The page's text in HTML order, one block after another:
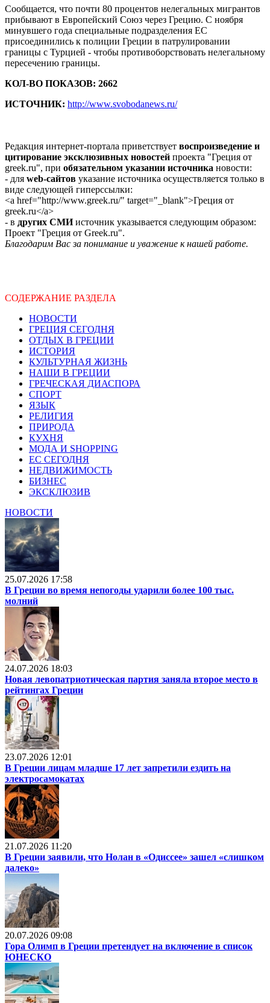
Сообщается, что почти 80 процентов нелегальных мигрантов
прибывают в Европейский Союз через Грецию. С ноября
минувшего года специальные подразделения ЕС
присоединились к полиции Греции в патрулировании
границы с Турцией - чтобы противоборствовать нелегальному
пересечению границы.
КОЛ-ВО ПОКАЗОВ: 2662
ИСТОЧНИК: http://www.svobodanews.ru/
Редакция интернет-портала приветствует воспроизведение и
цитирование эксклюзивных новостей проекта "Греция от
greek.ru", при обязательном указании источника новости:
- для web-сайтов указание источника осуществляется только в
виде следующей гиперссылки:
<a href="http://www.greek.ru/" target="_blank">Греция от
greek.ru</a>
- в других СМИисточник указывается следующим образом:
Проект "Греция от Greek.ru".
Благодарим Вас за понимание и уважение к нашей работе.
СОДЕРЖАНИЕ РАЗДЕЛА
НОВОСТИ
ГРЕЦИЯ СЕГОДНЯ
ОТДЫХ В ГРЕЦИИ
ИСТОРИЯ
КУЛЬТУРНАЯ ЖИЗНЬ
НАШИ В ГРЕЦИИ
ГРЕЧЕСКАЯ ДИАСПОРА
СПОРТ
ЯЗЫК
РЕЛИГИЯ
ПРИРОДА
КУХНЯ
МОДА И SHOPPING
ЕС СЕГОДНЯ
НЕДВИЖИМОСТЬ
БИЗНЕС
ЭКСКЛЮЗИВ
НОВОСТИ
25.07.2026 17:58
В Греции во время непогоды ударили более 100 тыс.
молний
24.07.2026 18:03
Новая левопатриотическая партия заняла второе место в
рейтингах Греции
23.07.2026 12:01
В Греции лицам младше 17 лет запретили ездить на
электросамокатах
21.07.2026 11:20
В Греции заявили, что Нолан в «Одиссее» зашел «слишком
далеко»
20.07.2026 09:08
Гора Олимп в Греции претендует на включение в список
ЮНЕСКО